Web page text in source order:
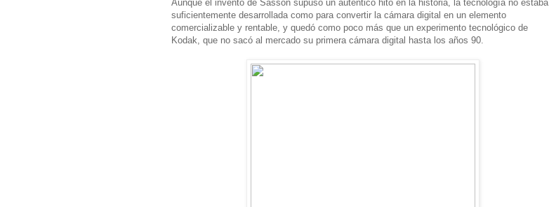
Aunque el invento de Sasson supuso un autentico hito en la historia, la tecnología no estaba
suficientemente desarrollada como para convertir la cámara digital en un elemento
comercializable y rentable, y quedó como poco más que un experimento tecnológico de
Kodak, que no sacó al mercado su primera cámara digital hasta los años 90.